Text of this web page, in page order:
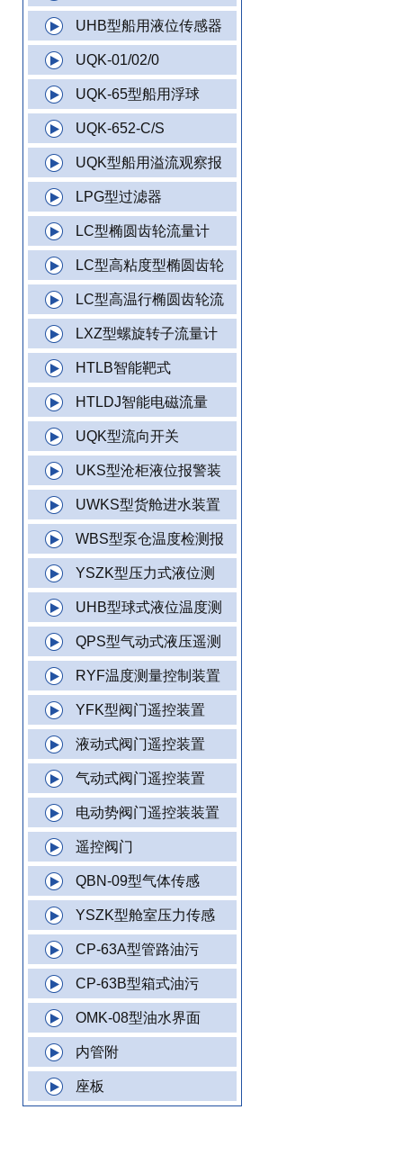
UHB型船用液位传感器
UQK-01/02/0
UQK-65型船用浮球
UQK-652-C/S
UQK型船用溢流观察报
LPG型过滤器
LC型椭圆齿轮流量计
LC型高粘度型椭圆齿轮
LC型高温行椭圆齿轮流
LXZ型螺旋转子流量计
HTLB智能靶式
HTLDJ智能电磁流量
UQK型流向开关
UKS型沧柜液位报警装
UWKS型货舱进水装置
WBS型泵仓温度检测报
YSZK型压力式液位测
UHB型球式液位温度测
QPS型气动式液压遥测
RYF温度测量控制装置
YFK型阀门遥控装置
液动式阀门遥控装置
气动式阀门遥控装置
电动势阀门遥控装装置
遥控阀门
QBN-09型气体传感
YSZK型舱室压力传感
CP-63A型管路油污
CP-63B型箱式油污
OMK-08型油水界面
内管附
座板